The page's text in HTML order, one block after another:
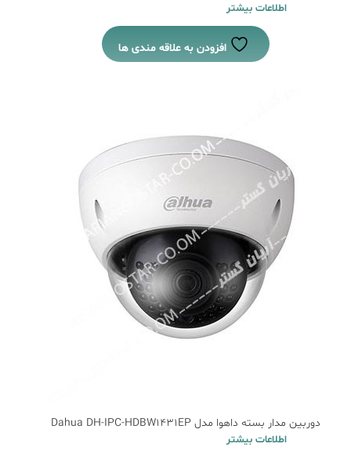
اطلاعات بیشتر
افزودن به علاقه مندی ها
دوربین مدار بسته داهوا مدل Dahua DH-IPC-HDBW1431EP
اطلاعات بیشتر